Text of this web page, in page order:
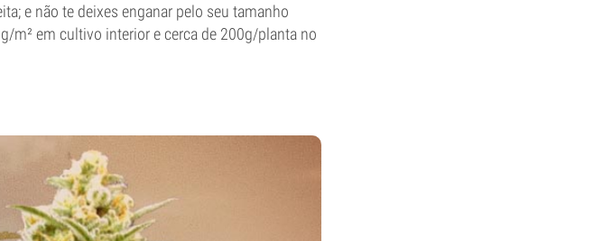
e não te deixes enganar pelo seu tamanho
m² em cultivo interior e cerca de 200g/planta no